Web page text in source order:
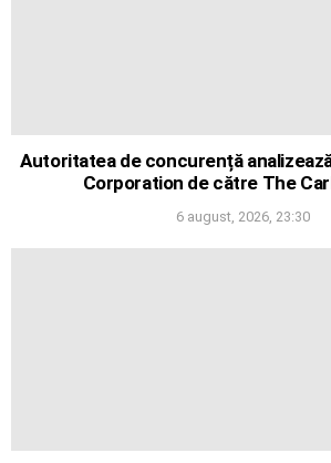
Autoritatea de concurență
Corporation de către The
6 august, 2026, 23:30